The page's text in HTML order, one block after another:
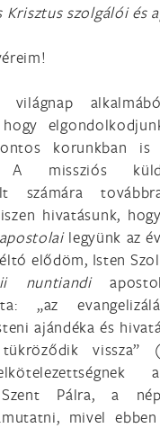
Krisztus szolgálói és
világnap
hogy
korunkban is
A missziós
számára
hivatásunk, hogy
legyünk az
elődöm, Isten
nuntiandi
„az
ajándéka és
vissza”
Pálra, a
mivel